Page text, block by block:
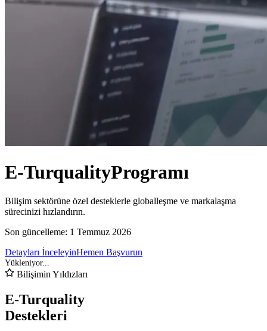
E-TurqualityProgramı
Bilişim sektörüne özel desteklerle globalleşme ve markalaşma
sürecinizi hızlandırın.
Son güncelleme: 1 Temmuz 2026
Detayları İnceleyinHemen Başvurun
Bilişimin Yıldızları
E-Turquality
Destekleri